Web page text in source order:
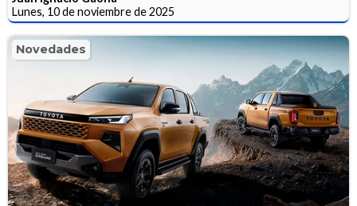
Lunes, 10 de noviembre de 2025
Novedades